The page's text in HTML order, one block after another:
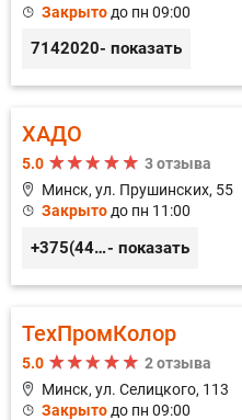
Закрыто до пн 09:00
7142020- показать
ХАДО
5.0
3 отзыва
Минск, ул. Прушинских, 55
Закрыто до пн 11:00
+375(44) 559-27-77- показать
ТехПромКолор
5.0
2 отзыва
Минск, ул. Селицкого, 113
Закрыто до пн 09:00